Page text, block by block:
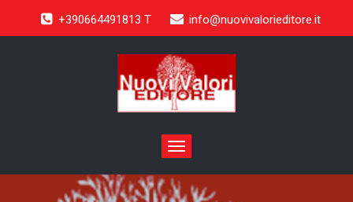
+390664491813 T info@nuovivalorieditore.it
Toggle
navigation